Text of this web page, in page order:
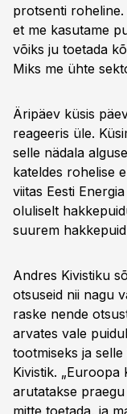
protsenti roheline.
et me kasutame
võiks ju toetada
Miks me ühte
Äripäev küsis
reageeris üle.
selle nädala
kateldes rohelise
viitas Eesti
oluliselt
suurem
Andres Kivistiku
otsuseid nii nagu
raske nende
arvates vale
tootmiseks ja
Kivistik. „Euroopa
arutatakse
mitte toetada, ja